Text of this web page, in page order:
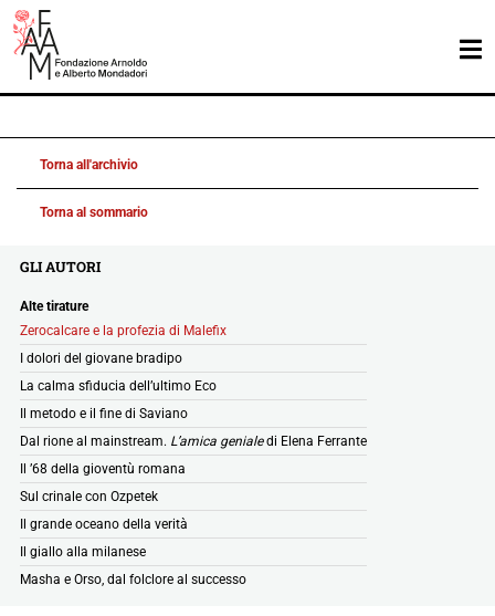
Torna all'archivio
Torna al sommario
GLI AUTORI
Alte tirature
Zerocalcare e la profezia di Malefix
I dolori del giovane bradipo
La calma sfiducia dell’ultimo Eco
Il metodo e il fine di Saviano
Dal rione al mainstream. L’amica genialedi Elena Ferrante
Il ’68 della gioventù romana
Sul crinale con Ozpetek
Il grande oceano della verità
Il giallo alla milanese
Masha e Orso, dal folclore al successo